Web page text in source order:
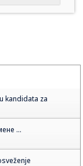
kandidata za
...